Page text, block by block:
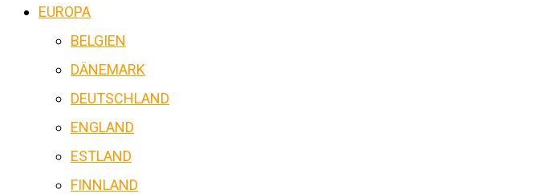
EUROPA
BELGIEN
DÄNEMARK
DEUTSCHLAND
ENGLAND
ESTLAND
FINNLAND